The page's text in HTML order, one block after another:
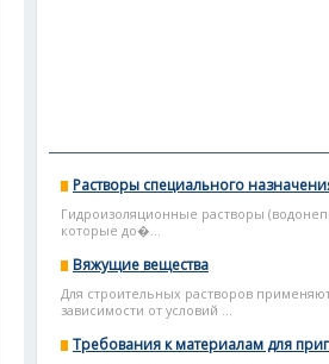
Растворы специального
Гидроизоляционные растворы
которые до�...
Вяжущие вещества
Для строительных растворов
зависимости от условий ...
Требования к материалам для